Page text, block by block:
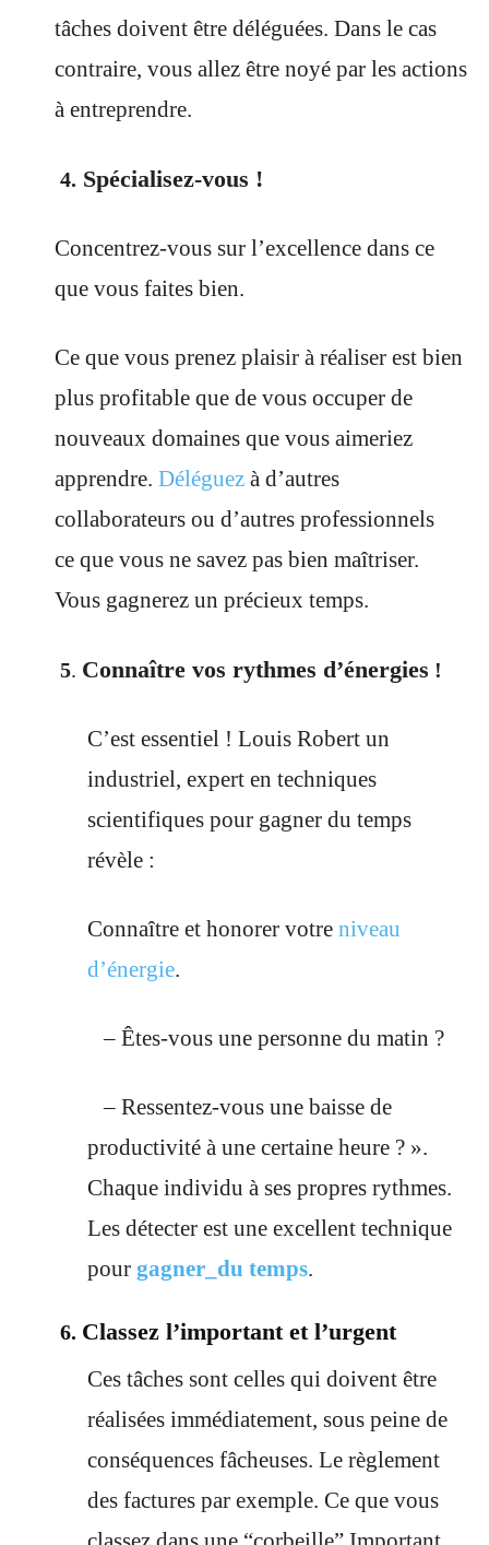
tâches doivent être déléguées. Dans le cas
contraire, vous allez être noyé par les actions
à entreprendre.
4. Spécialisez-vous !
Concentrez-vous sur l’excellence dans ce
que vous faites bien.
Ce que vous prenez plaisir à réaliser est bien
plus profitable que de vous occuper de
nouveaux domaines que vous aimeriez
apprendre. Déléguez à d’autres
collaborateurs ou d’autres professionnels
ce que vous ne savez pas bien maîtriser.
Vous gagnerez un précieux temps.
5. Connaître vos rythmes d’énergies !
C’est essentiel ! Louis Robert un
industriel, expert en techniques
scientifiques pour gagner du temps
révèle :
Connaître et honorer votre niveau
d’énergie.
– Êtes-vous une personne du matin ?
– Ressentez-vous une baisse de
productivité à une certaine heure ? ».
Chaque individu à ses propres rythmes.
Les détecter est une excellent technique
pour gagner_du temps.
6. Classez l’important et l’urgent
Ces tâches sont celles qui doivent être
réalisées immédiatement, sous peine de
conséquences fâcheuses. Le règlement
des factures par exemple. Ce que vous